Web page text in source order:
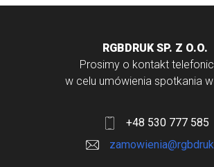
RGBDRUK SP. Z O.O.
Prosimy o kontakt
w celu umówienia spotkania
+48 530 777 585